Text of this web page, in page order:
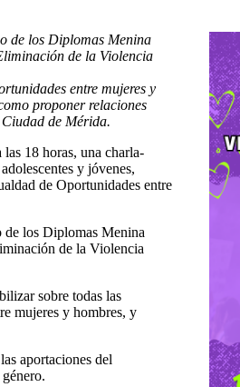
de los Diplomas Menina
de la Violencia
entre mujeres y
proponer relaciones
de Mérida.
18 horas, una charla-
y jóvenes,
de Oportunidades entre
de los Diplomas Menina
de la Violencia
sobre todas las
mujeres y hombres, y
aportaciones del